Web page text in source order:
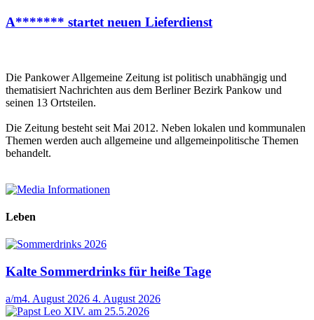
A******* startet neuen Lieferdienst
Die Pankower Allgemeine Zeitung ist politisch unabhängig und
thematisiert Nachrichten aus dem Berliner Bezirk Pankow und
seinen 13 Ortsteilen.
Die Zeitung besteht seit Mai 2012. Neben lokalen und kommunalen
Themen werden auch allgemeine und allgemeinpolitische Themen
behandelt.
Leben
Kalte Sommerdrinks für heiße Tage
a/m4. August 2026 4. August 2026